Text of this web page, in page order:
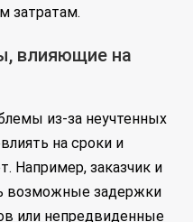
затратам.
влияющие на
из-за неучтенных
на сроки и
Например, заказчик и
возможные задержки
или непредвиденные